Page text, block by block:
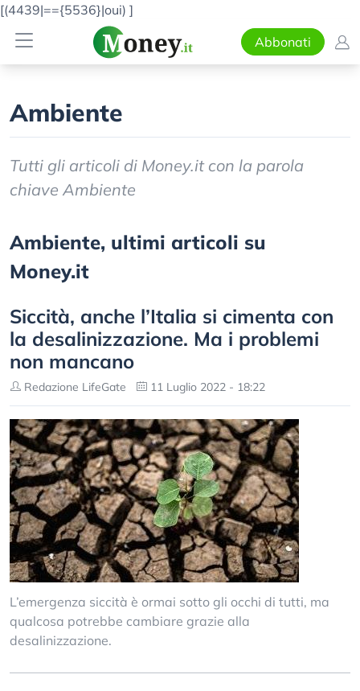
[(4439|=={5536}|oui) ]
Abbonati
Ambiente
Tutti gli articoli di Money.it con la parola
chiave Ambiente
Ambiente, ultimi articoli su
Money.it
Siccità, anche l’Italia si cimenta con
la desalinizzazione. Ma i problemi
non mancano
Redazione LifeGate 11 Luglio 2022 - 18:22
L’emergenza siccità è ormai sotto gli occhi di tutti, ma
qualcosa potrebbe cambiare grazie alla
desalinizzazione.